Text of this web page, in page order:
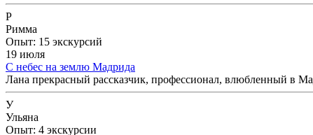
Р
Римма
Опыт: 15 экскурсий
19 июля
С небес на землю Мадрида
Лана прекрасный рассказчик, профессионал, влюбленный в
У
Ульяна
Опыт: 4 экскурсии